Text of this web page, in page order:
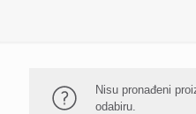
Nisu pronađeni
odabiru.